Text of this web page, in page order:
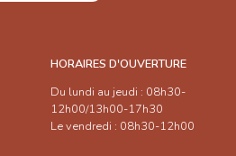
HORAIRES D'OUVERTURE
Du lundi au jeudi : 08h30-
12h00/13h00-17h30
Le vendredi : 08h30-12h00